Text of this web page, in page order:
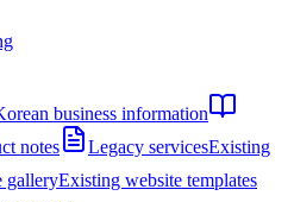
business information
notes Legacy servicesExisting
galleryExisting website templates